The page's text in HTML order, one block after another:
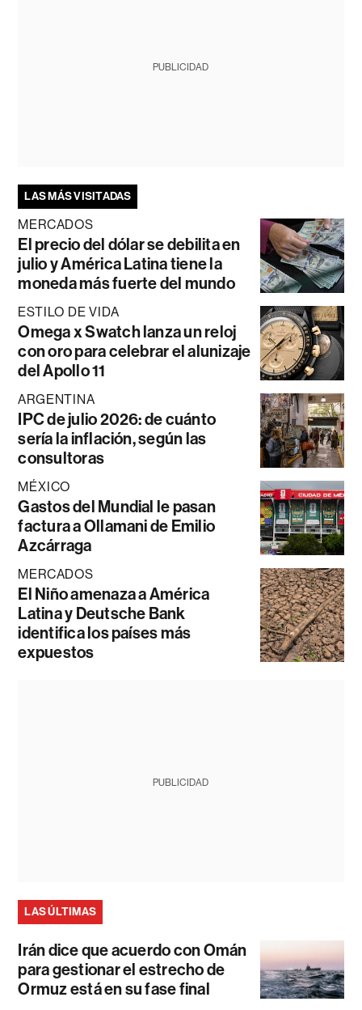
PUBLICIDAD
LAS MÁS VISITADAS
MERCADOS
El precio del dólar se debilita en
julio y América Latina tiene la
moneda más fuerte del mundo
ESTILO DE VIDA
Omega x Swatch lanza un reloj
con oro para celebrar el alunizaje
del Apollo 11
ARGENTINA
IPC de julio 2026: de cuánto
sería la inflación, según las
consultoras
MÉXICO
Gastos del Mundial le pasan
factura a Ollamani de Emilio
Azcárraga
MERCADOS
El Niño amenaza a América
Latina y Deutsche Bank
identifica los países más
expuestos
PUBLICIDAD
LAS ÚLTIMAS
Irán dice que acuerdo con Omán
para gestionar el estrecho de
Ormuz está en su fase final